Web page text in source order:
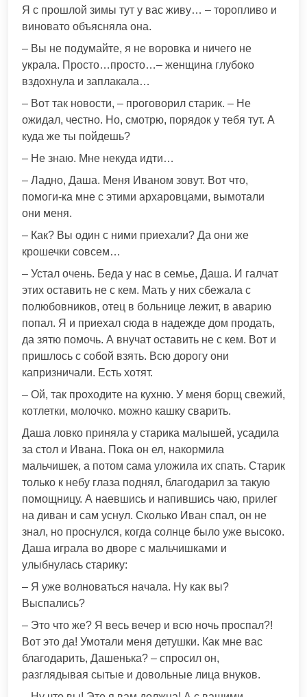
Я с прошлой зимы тут у вас живу… – торопливо и
виновато объясняла она.
– Вы не подумайте, я не воровка и ничего не
украла. Просто…просто…– женщина глубоко
вздохнула и заплакала…
– Вот так новости, – проговорил старик. – Не
ожидал, честно. Но, смотрю, порядок у тебя тут. А
куда же ты пойдешь?
– Не знаю. Мне некуда идти…
– Ладно, Даша. Меня Иваном зовут. Вот что,
помоги-ка мне с этими архаровцами, вымотали
они меня.
– Как? Вы один с ними приехали? Да они же
крошечки совсем…
– Устал очень. Беда у нас в семье, Даша. И галчат
этих оставить не с кем. Мать у них сбежала с
полюбовников, отец в больнице лежит, в аварию
попал. Я и приехал сюда в надежде дом продать,
да зятю помочь. А внучат оставить не с кем. Вот и
пришлось с собой взять. Всю дорогу они
капризничали. Есть хотят.
– Ой, так проходите на кухню. У меня борщ свежий,
котлетки, молочко. можно кашку сварить.
Даша ловко приняла у старика малышей, усадила
за стол и Ивана. Пока он ел, накормила
мальчишек, а потом сама уложила их спать. Старик
только к небу глаза поднял, благодарил за такую
помощницу. А наевшись и напившись чаю, прилег
на диван и сам уснул. Сколько Иван спал, он не
знал, но проснулся, когда солнце было уже высоко.
Даша играла во дворе с мальчишками и
улыбнулась старику:
– Я уже волноваться начала. Ну как вы?
Выспались?
– Это что же? Я весь вечер и всю ночь проспал?!
Вот это да! Умотали меня детушки. Как мне вас
благодарить, Дашенька? – спросил он,
разглядывая сытые и довольные лица внуков.